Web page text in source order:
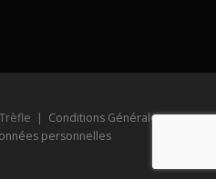
| Conditions Générales
personnelles